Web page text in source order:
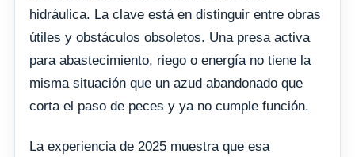
hidráulica. La clave está en distinguir entre obras
útiles y obstáculos obsoletos. Una presa activa
para abastecimiento, riego o energía no tiene la
misma situación que un azud abandonado que
corta el paso de peces y ya no cumple función.
La experiencia de 2025 muestra que esa